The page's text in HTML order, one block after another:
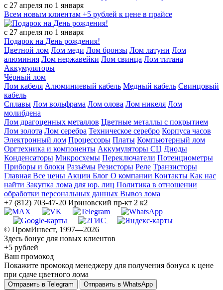
с 27 апреля по 1 января
Всем новым клиентам +5 рублей к цене в прайсе
с 27 апреля по 1 января
Подарок на День рождения!
Цветной лом Лом меди Лом бронзы Лом латуни Лом
алюминия Лом нержавейки Лом свинца Лом титана
Аккумуляторы
Чёрный лом
Лом кабеля Алюминиевый кабель Медный кабель Свинцовый
кабель
Сплавы Лом вольфрама Лом олова Лом никеля Лом
молибдена
Лом драгоценных металлов Цветные металлы с покрытием
Лом золота Лом серебра Техническое серебро Корпуса часов
Электронный лом Процессоры Платы Компьютерный лом
Оргтехника и компоненты Аккумуляторы СЦ Диоды
Конденсаторы Микросхемы Переключатели Потенциометры
Приборы и блоки Разъёмы Резисторы Реле Транзисторы
Главная Все цены Акции Блог О компании Контакты Как нас
найти Закупка лома для юр. лиц Политика в отношении
обработки персональных данных Вывоз лома
+7 (812) 703-47-20 Ириновский пр-кт 2 к2
© ПромИнвест, 1997—2026
Здесь бонус для новых клиентов
+5 рублей
Ваш промокод
Покажите промокод менеджеру для получения бонуса к цене
при сдаче цветного лома
Отправить в Telegram
Отправить в WhatsApp